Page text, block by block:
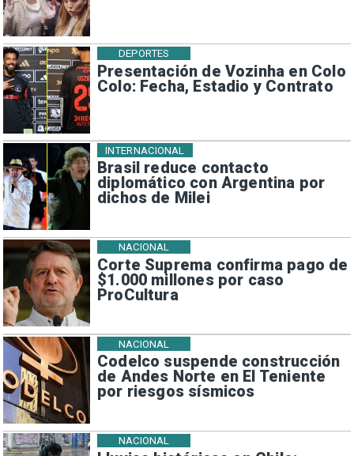
Presentación de Vozinha en Colo
Colo: Fecha, Estadio y Contrato
DEPORTES
Brasil reduce contacto
diplomático con Argentina por
dichos de Milei
INTERNACIONAL
Corte Suprema confirma pago de
$1.000 millones por caso
ProCultura
NACIONAL
Codelco suspende construcción
de Andes Norte en El Teniente
por riesgos sísmicos
NACIONAL
NACIONAL